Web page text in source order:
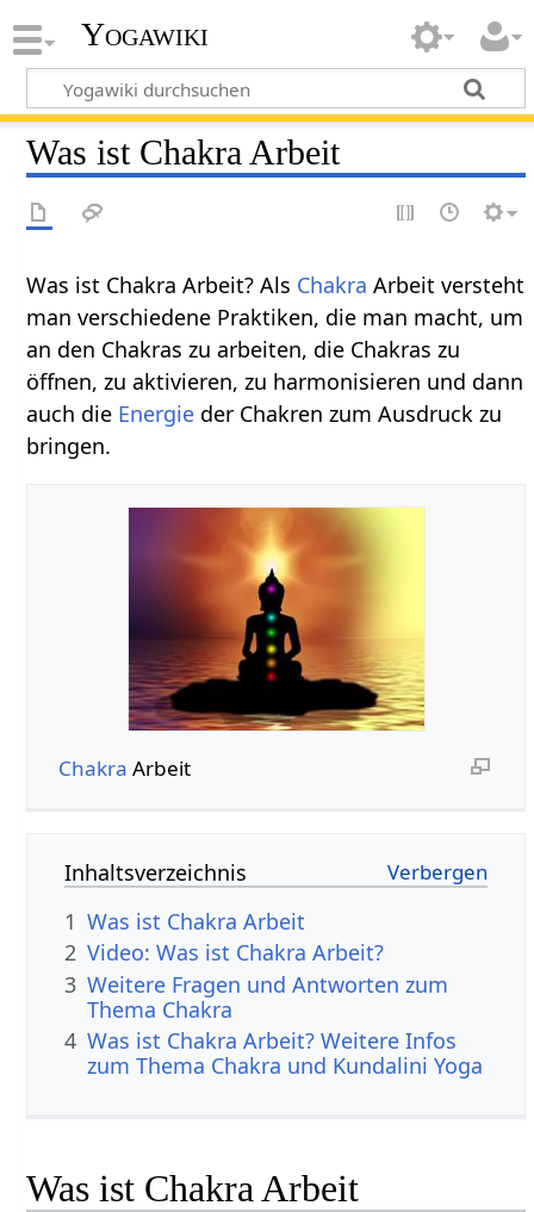
Yogawiki
Was ist Chakra Arbeit
Was ist Chakra Arbeit? Als Chakra Arbeit versteht
man verschiedene Praktiken, die man macht, um
an den Chakras zu arbeiten, die Chakras zu
öffnen, zu aktivieren, zu harmonisieren und dann
auch die Energie der Chakren zum Ausdruck zu
bringen.
Chakra Arbeit
Inhaltsverzeichnis
1 Was ist Chakra Arbeit
2 Video: Was ist Chakra Arbeit?
3 Weitere Fragen und Antworten zum
Thema Chakra
4 Was ist Chakra Arbeit? Weitere Infos
zum Thema Chakra und Kundalini Yoga
Was ist Chakra Arbeit